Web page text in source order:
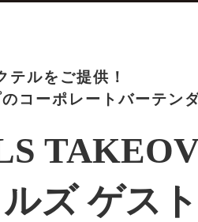
テルをご提供！
コーポレートバーテン
ズ ゲス